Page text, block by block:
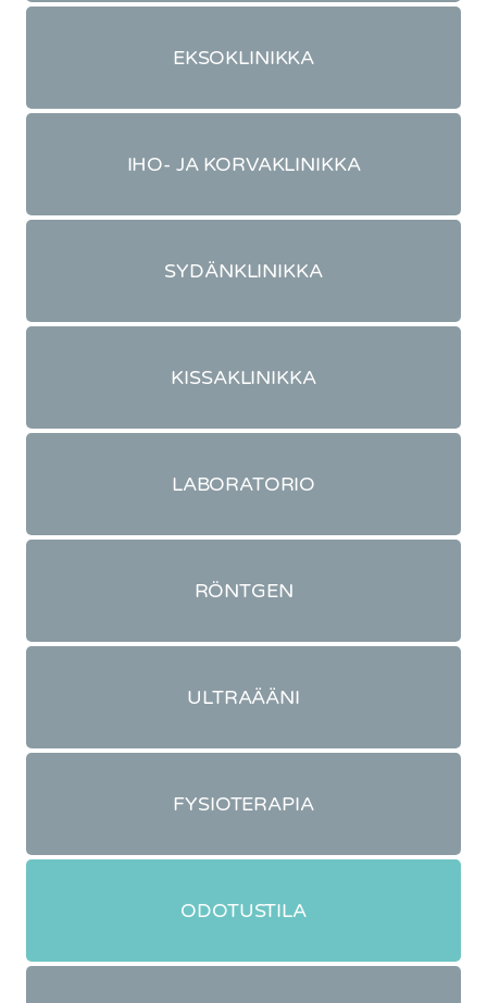
EKSOKLINIKKA
IHO- JA KORVAKLINIKKA
SYDÄNKLINIKKA
KISSAKLINIKKA
LABORATORIO
RÖNTGEN
ULTRAÄÄNI
FYSIOTERAPIA
ODOTUSTILA